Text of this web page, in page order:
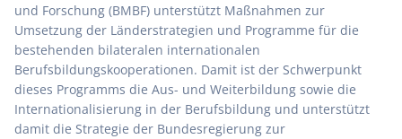
und Forschung (BMBF) unterstützt Maßnahmen zur
Umsetzung der Länderstrategien und Programme für die
bestehenden bilateralen internationalen
Berufsbildungskooperationen. Damit ist der Schwerpunkt
dieses Programms die Aus- und Weiterbildung sowie die
Internationalisierung in der Berufsbildung und unterstützt
damit die Strategie der Bundesregierung zur